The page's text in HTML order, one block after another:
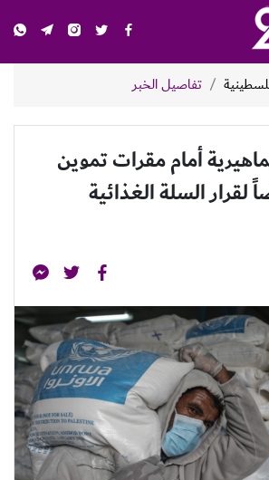
تفاصيل الخبر
أمام مقرات تموين
لقرار السلة الغذائية